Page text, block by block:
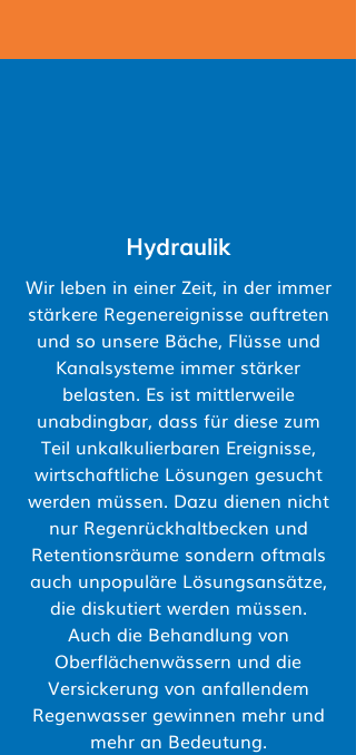
Hydraulik
Wir leben in einer Zeit, in der immer
stärkere Regenereignisse auftreten
und so unsere Bäche, Flüsse und
Kanalsysteme immer stärker
belasten. Es ist mittlerweile
unabdingbar, dass für diese zum
Teil unkalkulierbaren Ereignisse,
wirtschaftliche Lösungen gesucht
werden müssen. Dazu dienen nicht
nur Regenrückhaltbecken und
Retentionsräume sondern oftmals
auch unpopuläre Lösungsansätze,
die diskutiert werden müssen.
Auch die Behandlung von
Oberflächenwässern und die
Versickerung von anfallendem
Regenwasser gewinnen mehr und
mehr an Bedeutung.